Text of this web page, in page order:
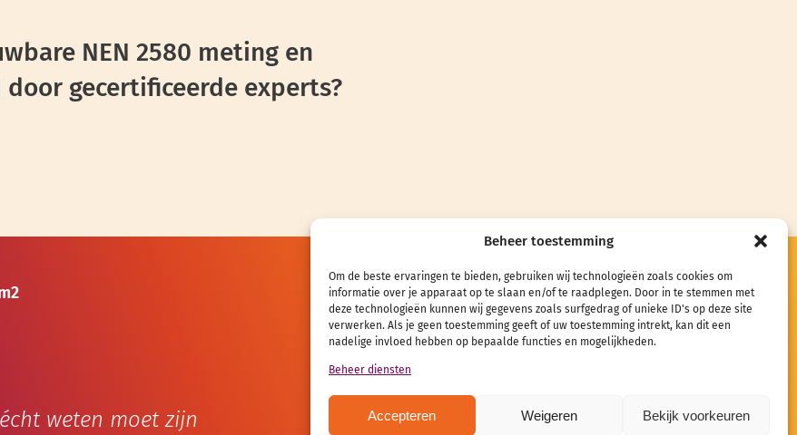
Beheer toestemming
Om de beste ervaringen te bieden, gebruiken wij technologieën zoals cookies om
informatie over je apparaat op te slaan en/of te raadplegen. Door in te stemmen met
deze technologieën kunnen wij gegevens zoals surfgedrag of unieke ID's op deze site
verwerken. Als je geen toestemming geeft of uw toestemming intrekt, kan dit een
nadelige invloed hebben op bepaalde functies en mogelijkheden.
Beheer diensten
Accepteren Weigeren Bekijk voorkeuren
NEN 2580 meting en
gecertificeerde experts?
weten moet zijn
E
secretaris@verenigingdevierkantemeter.nl
T06 15 43 57 07
KVK27 26 28 31
IBANNL91 ABNA 0473 9510 10
Bekijk onze LinkedIn-pagina
Ga naar downloads